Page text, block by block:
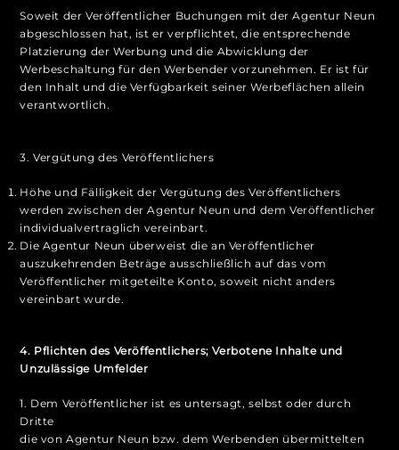
Soweit der Veröffentlicher Buchungen mit der Agentur Neun
abgeschlossen hat, ist er verpflichtet, die entsprechende
Platzierung der Werbung und die Abwicklung der
Werbeschaltung für den Werbender vorzunehmen. Er ist für
den Inhalt und die Verfügbarkeit seiner Werbeflächen allein
verantwortlich.
3. Vergütung des Veröffentlichers
Höhe und Fälligkeit der Vergütung des Veröffentlichers
werden zwischen der Agentur Neun und dem Veröffentlicher
individualvertraglich vereinbart.
Die Agentur Neun überweist die an Veröffentlicher
auszukehrenden Beträge ausschließlich auf das vom
Veröffentlicher mitgeteilte Konto, soweit nicht anders
vereinbart wurde.
4. Pflichten des Veröffentlichers; Verbotene Inhalte und
Unzulässige Umfelder
1. Dem Veröffentlicher ist es untersagt, selbst oder durch
Dritte
die von Agentur Neun bzw. dem Werbenden übermittelten